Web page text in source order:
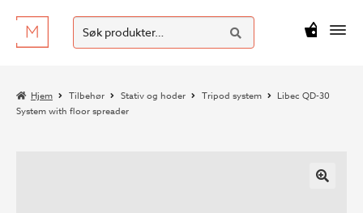
Hopp
til
Hopp
til
Søk
etter:
SØK
kr0
Hjem Tilbehør Stativ og hoder Tripod system
Libec QD-30
System with floor spreader